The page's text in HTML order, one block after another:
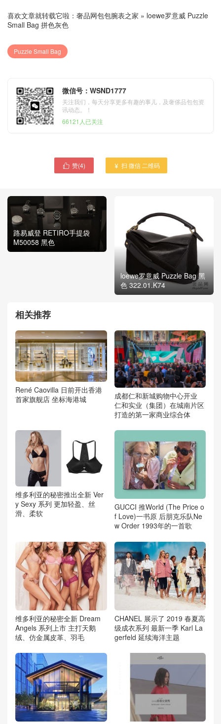
喜欢文章就转载它啦： 奢品网包包腕表之家 » loewe罗意威 Puzzle
Small Bag 拼色灰色
Puzzle Small Bag
微信号：WSND1777
关注我们，每天分享更多有趣的事儿，及奢侈品包包资
讯动态。！
66121人已关注
 赞(4)  扫 微信 二维码
路易威登 RETIRO手提袋
M50058 黑色
loewe罗意威 Puzzle Bag 黑
色 322.01.K74
相关推荐
René Caovilla 日前开出香港
首家旗舰店 坐标海港城
成都仁和新城购物中心开业
仁和实业（集团）在城南片区
打造的第一家商业综合体
维多利亚的秘密推出全新 Ver
y Sexy 系列 更加轻盈、丝
滑、柔软
GUCCI 推World (The Price o
f Love)一书原 后朋克乐队Ne
w Order 1993年的一首歌
维多利亚的秘密全新 Dream
Angels 系列上市 主打天鹅
绒、仿金属皮革、羽毛
CHANEL 展示了 2019 春夏高
级成衣系列 最新一季 Karl La
gerfeld 延续海洋主题